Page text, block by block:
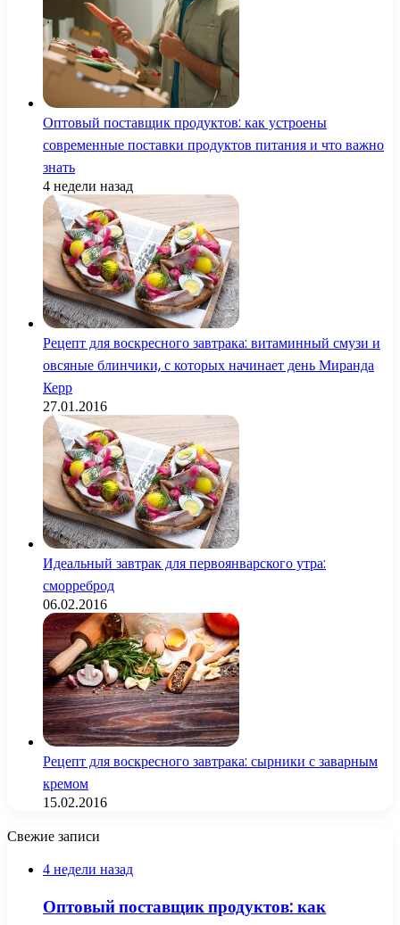
Оптовый поставщик продуктов: как устроены
современные поставки продуктов питания и что важно
знать
4 недели назад
Рецепт для воскресного завтрака: витаминный смузи и
овсяные блинчики, с которых начинает день Миранда
Керр
27.01.2016
Идеальный завтрак для первоянварского утра:
сморреброд
06.02.2016
Рецепт для воскресного завтрака: сырники с заварным
кремом
15.02.2016
Свежие записи
4 недели назад
Оптовый поставщик продуктов: как